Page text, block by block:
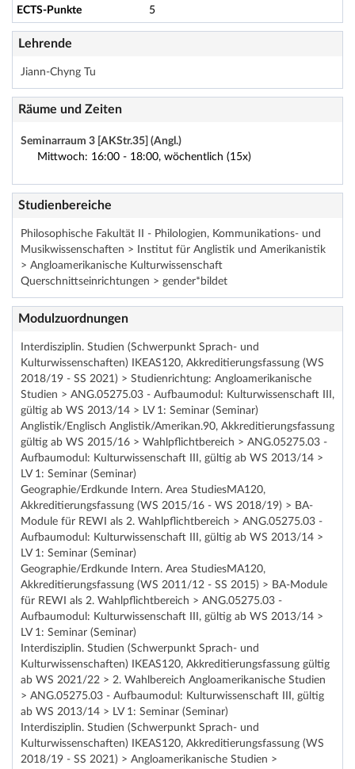
ECTS-Punkte 5
Lehrende
Jiann-Chyng Tu
Räume und Zeiten
Seminarraum 3 [AKStr.35] (Angl.)
Mittwoch: 16:00 - 18:00, wöchentlich (15x)
Studienbereiche
Philosophische Fakultät II - Philologien, Kommunikations- und
Musikwissenschaften > Institut für Anglistik und Amerikanistik
> Angloamerikanische Kulturwissenschaft
Querschnittseinrichtungen > gender*bildet
Modulzuordnungen
Interdisziplin. Studien (Schwerpunkt Sprach- und
Kulturwissenschaften) IKEAS120, Akkreditierungsfassung (WS
2018/19 - SS 2021) > Studienrichtung: Angloamerikanische
Studien > ANG.05275.03 - Aufbaumodul: Kulturwissenschaft III,
gültig ab WS 2013/14 > LV 1: Seminar (Seminar)
Anglistik/Englisch Anglistik/Amerikan.90, Akkreditierungsfassung
gültig ab WS 2015/16 > Wahlpflichtbereich > ANG.05275.03 -
Aufbaumodul: Kulturwissenschaft III, gültig ab WS 2013/14 >
LV 1: Seminar (Seminar)
Geographie/Erdkunde Intern. Area StudiesMA120,
Akkreditierungsfassung (WS 2015/16 - WS 2018/19) > BA-
Module für REWI als 2. Wahlpflichtbereich > ANG.05275.03 -
Aufbaumodul: Kulturwissenschaft III, gültig ab WS 2013/14 >
LV 1: Seminar (Seminar)
Geographie/Erdkunde Intern. Area StudiesMA120,
Akkreditierungsfassung (WS 2011/12 - SS 2015) > BA-Module
für REWI als 2. Wahlpflichtbereich > ANG.05275.03 -
Aufbaumodul: Kulturwissenschaft III, gültig ab WS 2013/14 >
LV 1: Seminar (Seminar)
Interdisziplin. Studien (Schwerpunkt Sprach- und
Kulturwissenschaften) IKEAS120, Akkreditierungsfassung gültig
ab WS 2021/22 > 2. Wahlbereich Angloamerikanische Studien
> ANG.05275.03 - Aufbaumodul: Kulturwissenschaft III, gültig
ab WS 2013/14 > LV 1: Seminar (Seminar)
Interdisziplin. Studien (Schwerpunkt Sprach- und
Kulturwissenschaften) IKEAS120, Akkreditierungsfassung (WS
2018/19 - SS 2021) > Angloamerikanische Studien >